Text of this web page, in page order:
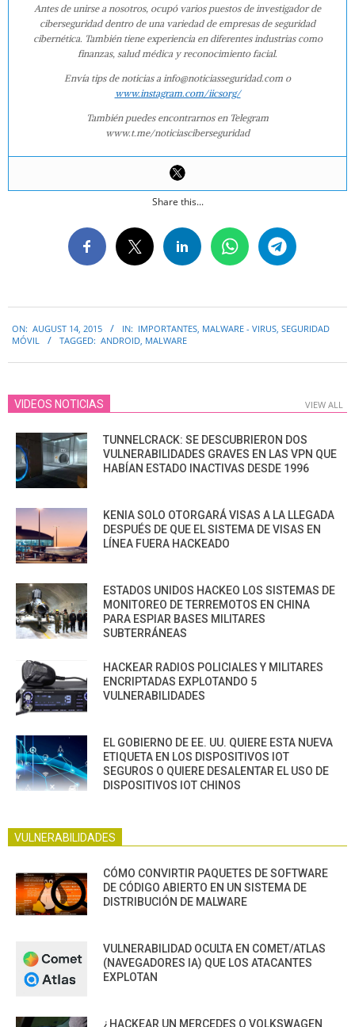
Antes de unirse a nosotros, ocupó varios puestos de investigador de
ciberseguridad dentro de una variedad de empresas de seguridad
cibernética. También tiene experiencia en diferentes industrias como
finanzas, salud médica y reconocimiento facial.
Envía tips de noticias a info@noticiasseguridad.com o
www.instagram.com/iicsorg/
También puedes encontrarnos en Telegram
www.t.me/noticiasciberseguridad
Share this...
08-
ON: AUGUST 14, 2015 IN: IMPORTANTES, MALWARE - VIRUS, SEGURIDAD
MÓVIL
TAGGED: ANDROID, MALWARE
VIDEOS NOTICIAS VIEW ALL
TUNNELCRACK: SE DESCUBRIERON DOS
VULNERABILIDADES GRAVES EN LAS VPN QUE
HABÍAN ESTADO INACTIVAS DESDE 1996
KENIA SOLO OTORGARÁ VISAS A LA LLEGADA
DESPUÉS DE QUE EL SISTEMA DE VISAS EN
LÍNEA FUERA HACKEADO
ESTADOS UNIDOS HACKEO LOS SISTEMAS DE
MONITOREO DE TERREMOTOS EN CHINA
PARA ESPIAR BASES MILITARES
SUBTERRÁNEAS
HACKEAR RADIOS POLICIALES Y MILITARES
ENCRIPTADAS EXPLOTANDO 5
VULNERABILIDADES
EL GOBIERNO DE EE. UU. QUIERE ESTA NUEVA
ETIQUETA EN LOS DISPOSITIVOS IOT
SEGUROS O QUIERE DESALENTAR EL USO DE
DISPOSITIVOS IOT CHINOS
VULNERABILIDADES
CÓMO CONVIRTIR PAQUETES DE SOFTWARE
DE CÓDIGO ABIERTO EN UN SISTEMA DE
DISTRIBUCIÓN DE MALWARE
VULNERABILIDAD OCULTA EN COMET/ATLAS
(NAVEGADORES IA) QUE LOS ATACANTES
EXPLOTAN
¿HACKEAR UN MERCEDES O VOLKSWAGEN